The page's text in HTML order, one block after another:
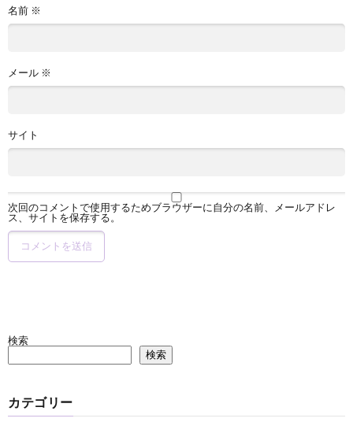
名前 ※
メール ※
サイト
次回のコメントで使用するためブラウザーに自分の名前、メールアドレ
ス、サイトを保存する。
検索
検索
カテゴリー